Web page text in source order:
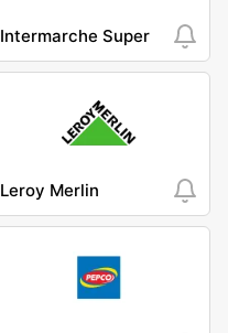
Intermarche Super
Leroy Merlin